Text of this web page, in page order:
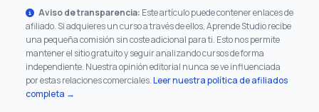
Aviso de transparencia: Este artículo puede contener enlaces de
afiliado. Si adquieres un curso a través de ellos, Aprende Studio recibe
una pequeña comisión sin coste adicional para ti. Esto nos permite
mantener el sitio gratuito y seguir analizando cursos de forma
independiente. Nuestra opinión editorial nunca se ve influenciada
por estas relaciones comerciales.Leer nuestra política de afiliados
completa →